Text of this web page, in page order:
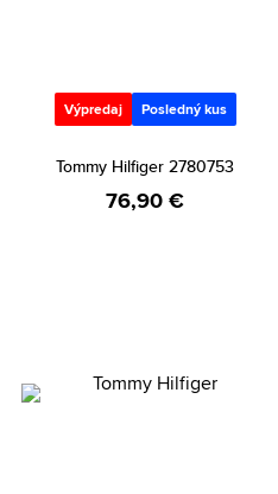
Výpredaj Posledný kus
Tommy Hilfiger 2780753
76,90 €